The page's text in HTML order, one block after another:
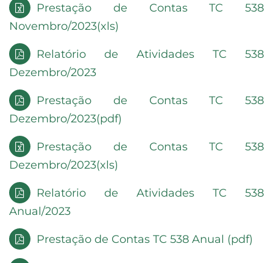
Prestação de Contas TC 538
Novembro/2023(xls)
Relatório de Atividades TC 538
Dezembro/2023
Prestação de Contas TC 538
Dezembro/2023(pdf)
Prestação de Contas TC 538
Dezembro/2023(xls)
Relatório de Atividades TC 538
Anual/2023
Prestação de Contas TC 538 Anual (pdf)